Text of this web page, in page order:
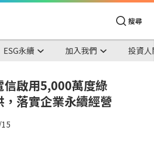
搜尋
ESG永續 加入我們 投資
信啟用5,000萬度綠
，落實企業永續經營